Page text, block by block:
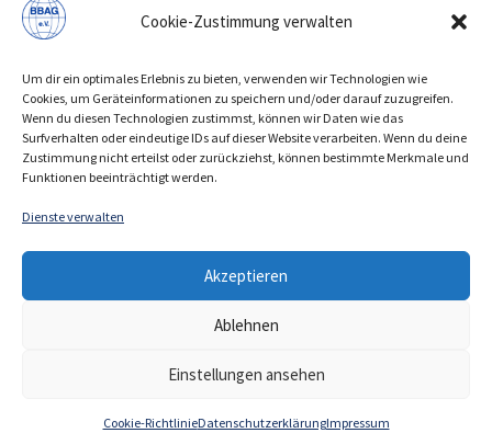
Cookie-Zustimmung verwalten
Um dir ein optimales Erlebnis zu bieten, verwenden wir Technologien wie
Cookies, um Geräteinformationen zu speichern und/oder darauf zuzugreifen.
Wenn du diesen Technologien zustimmst, können wir Daten wie das
Surfverhalten oder eindeutige IDs auf dieser Website verarbeiten. Wenn du deine
Zustimmung nicht erteilst oder zurückziehst, können bestimmte Merkmale und
Funktionen beeinträchtigt werden.
Dienste verwalten
Akzeptieren
Ablehnen
Einstellungen ansehen
Cookie-RichtlinieDatenschutzerklärungImpressum
Veranstaltungen
Über uns / Verein
IMPRESSUM
COOKIE-RICHTLINIE